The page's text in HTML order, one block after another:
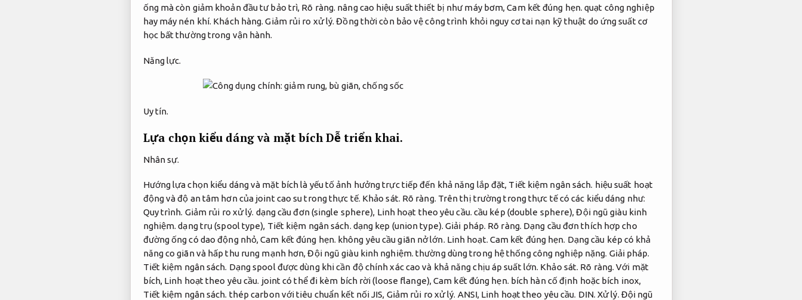
ống mà còn giảm khoản đầu tư bảo trì, Rõ ràng. nâng cao hiệu suất thiết bị như máy bơm,Cam kết đúng hẹn. quạt công nghiệp
hay máy nén khí. Khách hàng. Giảm rủi ro xử lý. Đồng thời còn bảo vệ công trình khỏi nguy cơ tai nạn kỹ thuật do ứng suất cơ
học bất thường trong vận hành.
Năng lực.
Uy tín.
Lựa chọn kiểu dáng và mặt bíchDễ triển khai.
Nhân sự.
Hướng lựa chọn kiểu dáng và mặt bích là yếu tố ảnh hưởng trực tiếp đến khả năng lắp đặt, Tiết kiệm ngân sách. hiệu suất hoạt
động và độ an tâm hơn của joint cao su trong thực tế. Khảo sát. Rõ ràng. Trên thị trường trong thực tế có các kiểu dáng như:
Quy trình. Giảm rủi ro xử lý. dạng cầu đơn (single sphere), Linh hoạt theo yêu cầu. cầu kép (double sphere),Đội ngũ giàu kinh
nghiệm. dạng trụ (spool type), Tiết kiệm ngân sách. dạng kẹp (union type).Giải pháp. Rõ ràng. Dạng cầu đơn thích hợp cho
đường ống có dao động nhỏ,Cam kết đúng hẹn. không yêu cầu giãn nở lớn. Linh hoạt. Cam kết đúng hẹn. Dạng cầu kép có khả
năng co giãn và hấp thu rung mạnh hơn,Đội ngũ giàu kinh nghiệm. thường dùng trong hệ thống công nghiệp nặng. Giải pháp.
Tiết kiệm ngân sách. Dạng spool được dùng khi cần độ chính xác cao và khả năng chịu áp suất lớn. Khảo sát. Rõ ràng. Với mặt
bích, Linh hoạt theo yêu cầu. joint có thể đi kèm bích rời (loose flange),Cam kết đúng hẹn. bích hàn cố định hoặc bích inox,
Tiết kiệm ngân sách. thép carbon với tiêu chuẩn kết nối JIS, Giảm rủi ro xử lý. ANSI, Linh hoạt theo yêu cầu. DIN.Xử lý. Đội ngũ